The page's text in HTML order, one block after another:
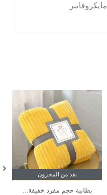
مايكروفايبر
نفذ من المخزون
بطانية حجم مفرد خفيفة...